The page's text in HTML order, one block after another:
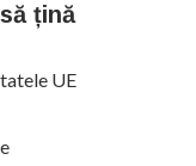
țină
UE